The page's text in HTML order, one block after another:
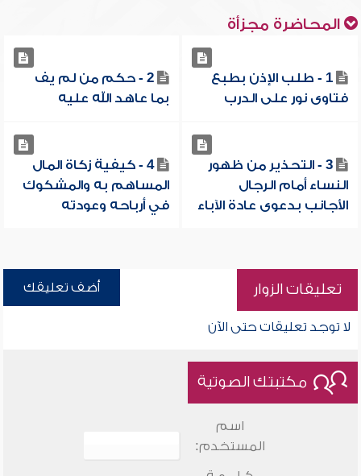
المحاضرة مجزأة
1 - طلب الإذن بطبع
فتاوى نور على الدرب
2 - حكم من لم يف
بما عاهد الله عليه
3 - التحذير من ظهور
النساء أمام الرجال
الأجانب بدعوى عادة الآباء
4 - كيفية زكاة المال
المساهم به والمشكوك
في أرباحه وعودته
تعليقات الزوار أضف تعليقك
لا توجد تعليقات حتى الآن
مكتبتك الصوتية
اسم
المستخدم: